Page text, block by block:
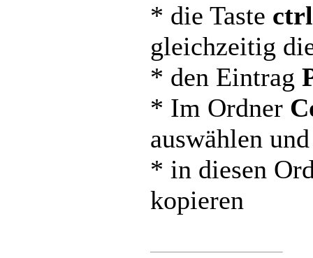
* die Taste
gleichzeitig
* den Eintrag
* Im Ordner
auswählen
* in diesen
kopieren